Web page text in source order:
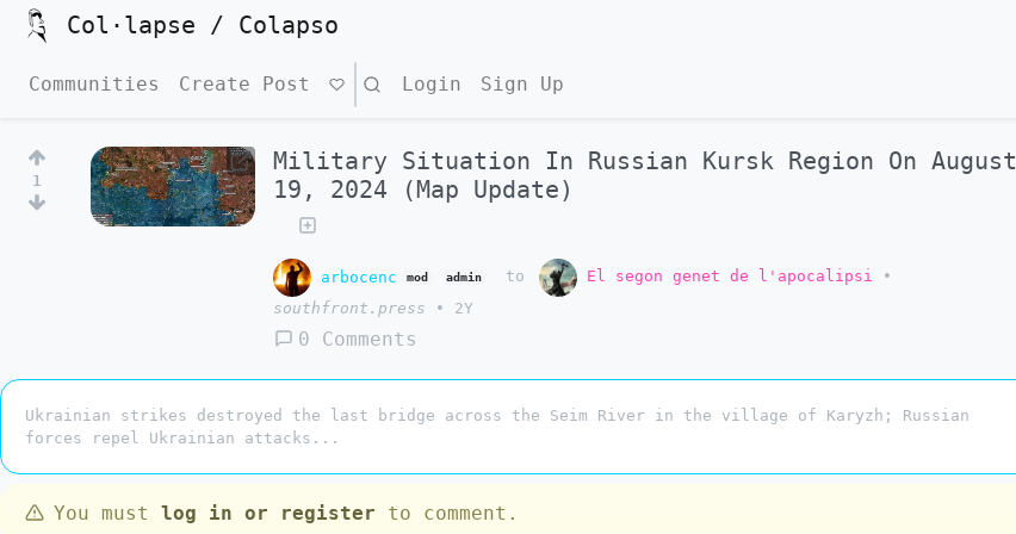
Col·lapse / Colapso
Communities Create Post Search Login Sign Up
1
Military Situation In Russian Kursk Region On August
19, 2024 (Map Update)
arbocenc mod admin to El segon genet de l'apocalipsi
•
southfront.press
• 2Y
0 Comments
Ukrainian strikes destroyed the last bridge across the Seim River in the village of Karyzh; Russian
forces repel Ukrainian attacks...
You must log in or register to comment.